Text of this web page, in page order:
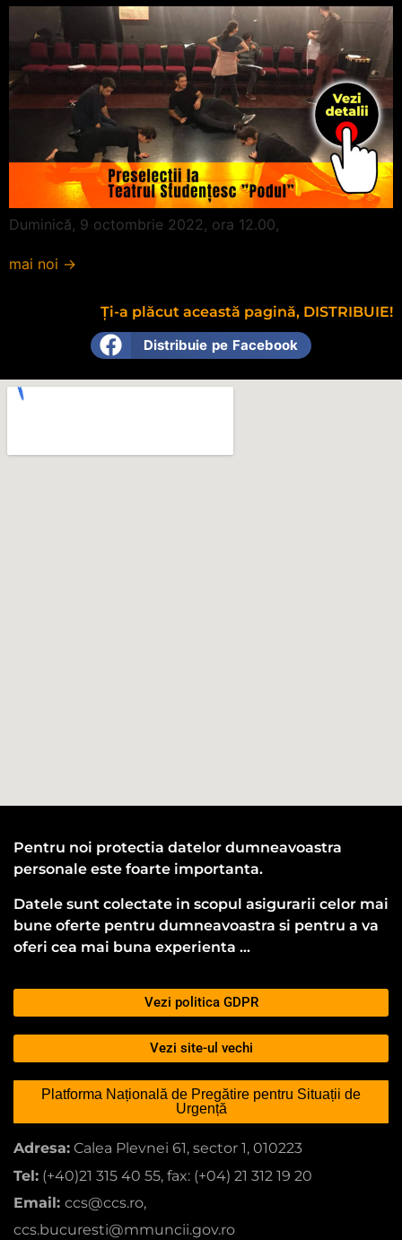
Duminică, 9 octombrie 2022, ora 12.00,
mai noi →
Ți-a plăcut această pagină, DISTRIBUIE!
Distribuie pe Facebook
Pentru noi protectia datelor dumneavoastra
personale este foarte importanta.
Datele sunt colectate in scopul asigurarii celor mai
bune oferte pentru dumneavoastra si pentru a va
oferi cea mai buna experienta …
Vezi politica GDPR
Vezi site-ul vechi
Platforma Națională de Pregătire pentru Situații de
Urgență
Adresa: Calea Plevnei 61, sector 1, 010223
Tel: (+40)21 315 40 55, fax: (+04) 21 312 19 20
Email: ccs@ccs.ro,
ccs.bucuresti@mmuncii.gov.ro